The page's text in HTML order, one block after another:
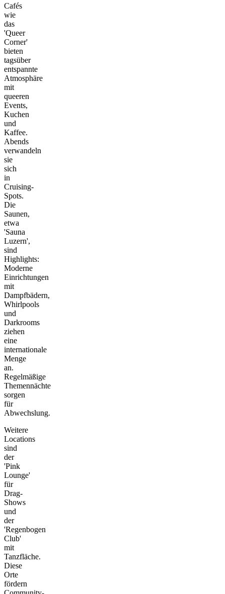
Cafés
wie
das
'Queer
Corner'
bieten
tagsüber
entspannte
Atmosphäre
mit
queeren
Events,
Kuchen
und
Kaffee.
Abends
verwandeln
sie
sich
in
Cruising-
Spots.
Die
Saunen,
etwa
'Sauna
Luzern',
sind
Highlights:
Moderne
Einrichtungen
mit
Dampfbädern,
Whirlpools
und
Darkrooms
ziehen
eine
internationale
Menge
an.
Regelmäßige
Themennächte
sorgen
für
Abwechslung.
Weitere
Locations
sind
der
'Pink
Lounge'
für
Drag-
Shows
und
der
'Regenbogen
Club'
mit
Tanzfläche.
Diese
Orte
fördern